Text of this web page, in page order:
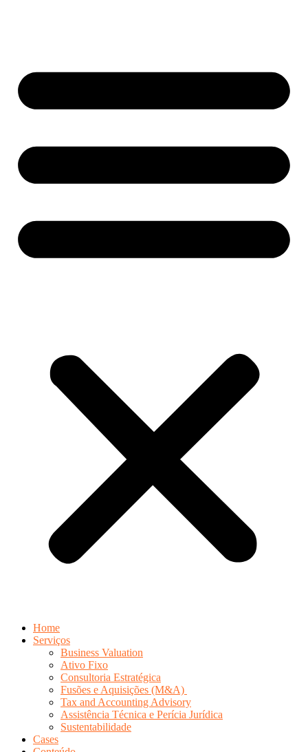
Home
Serviços
Business Valuation
Ativo Fixo
Consultoria Estratégica
Fusões e Aquisições (M&A)
Tax and Accounting Advisory
Assistência Técnica e Perícia Jurídica
Sustentabilidade
Cases